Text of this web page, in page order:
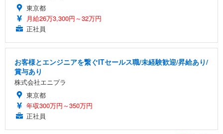
東京都
月給26万3,300円～32万円
正社員
お客様とエンジニアを繋ぐITセールス職/未経験歓迎/昇給あり/
賞与あり
株式会社エニプラ
東京都
年収300万円～350万円
正社員